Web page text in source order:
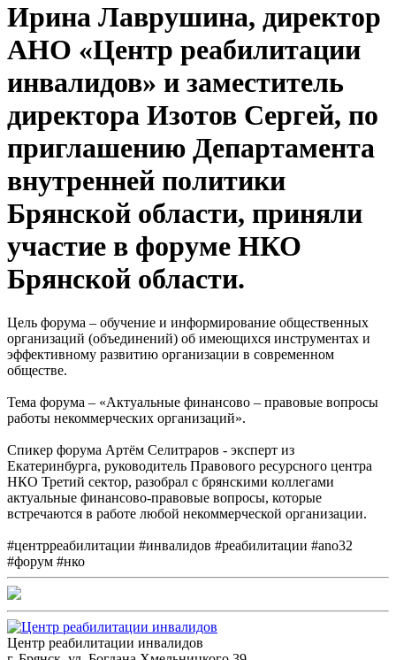
Ирина Лаврушина, директор
АНО «Центр реабилитации
инвалидов» и заместитель
директора Изотов Сергей, по
приглашению Департамента
внутренней политики
Брянской области, приняли
участие в форуме НКО
Брянской области.
Цель форума – обучение и информирование общественных
организаций (объединений) об имеющихся инструментах и
эффективному развитию организации в современном
обществе.
Тема форума – «Актуальные финансово – правовые вопросы
работы некоммерческих организаций».
Спикер форума Артём Селитраров - эксперт из
Екатеринбурга, руководитель Правового ресурсного центра
НКО Третий сектор, разобрал с брянскими коллегами
актуальные финансово-правовые вопросы, которые
встречаются в работе любой некоммерческой организации.
#центрреабилитации #инвалидов #реабилитации #ano32
#форум #нко
Центр реабилитации инвалидов